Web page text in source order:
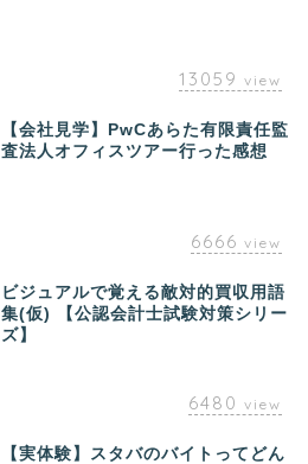
13059 view
【会社見学】PwCあらた有限責任監
査法人オフィスツアー行った感想
6666 view
ビジュアルで覚える敵対的買収用語
集(仮) 【公認会計士試験対策シリー
ズ】
6480 view
【実体験】スタバのバイトってどん